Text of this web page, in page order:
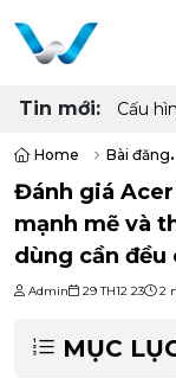
Tin mới:
Đánh
đáng
Home
Bài đăng
Đánh giá Acer
Đánh giá Acer
mạnh mẽ và
dùng cần đều
Admin 29 TH12 23 2
MỤC